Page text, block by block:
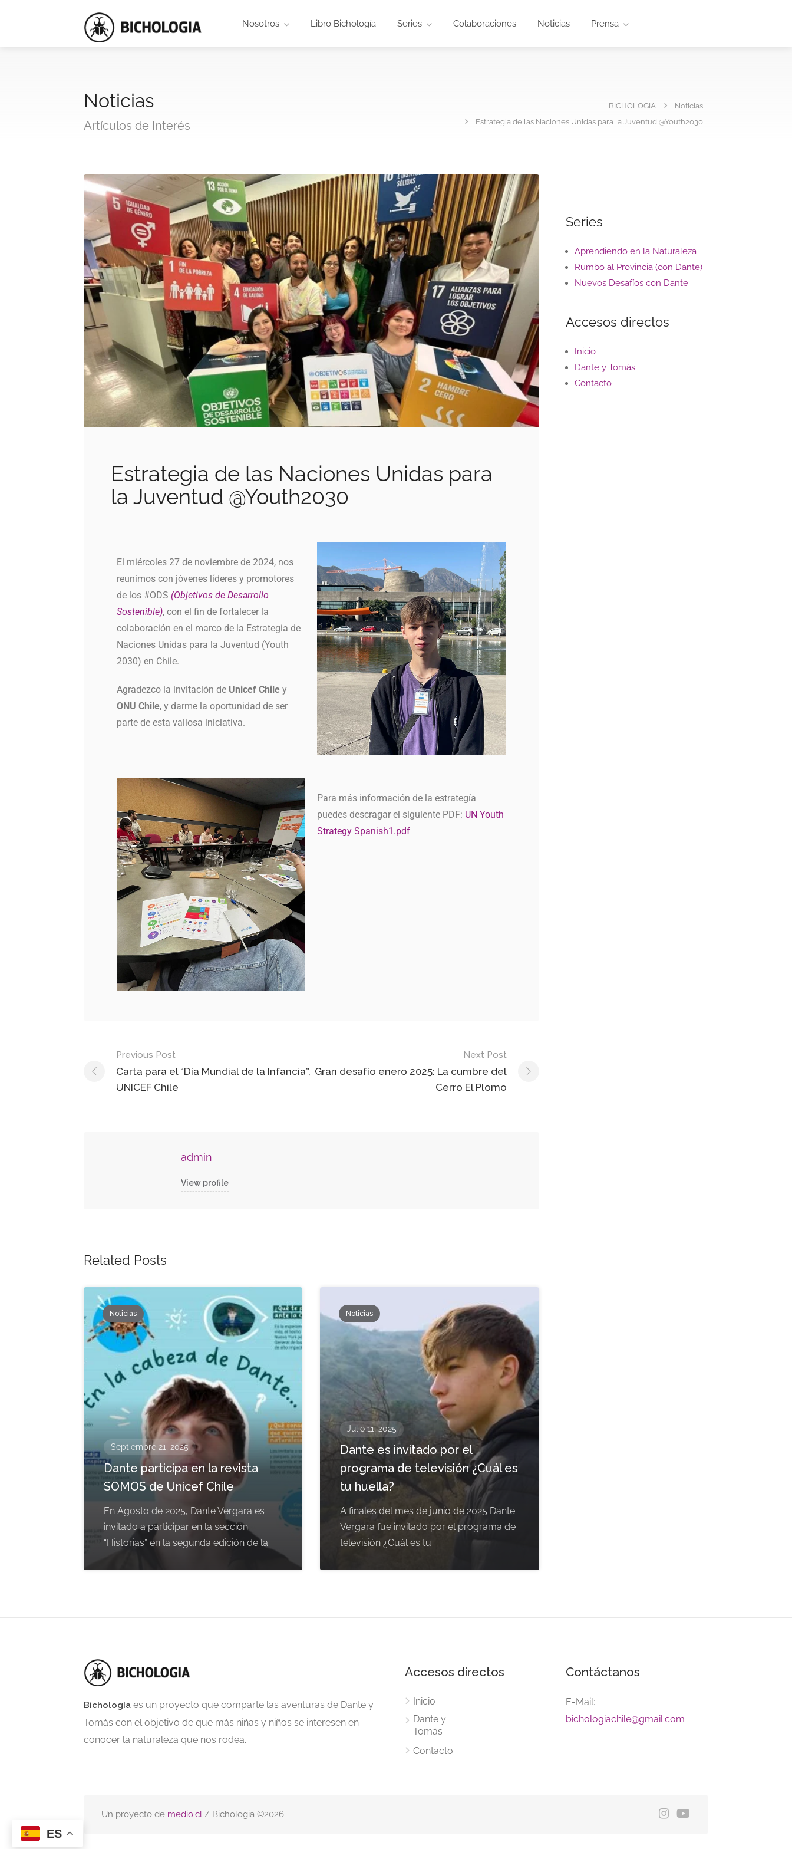
Nosotros Libro Bichología Series Colaboraciones Noticias Prensa
Noticias
Artículos de Interés
BICHOLOGIA
Noticias
Estrategia de las Naciones Unidas para la Juventud @Youth2030
Estrategia de las Naciones Unidas para
la Juventud @Youth2030
El miércoles 27 de noviembre de 2024, nos
reunimos con jóvenes líderes y promotores
de los #ODS (Objetivos de Desarrollo
Sostenible), con el fin de fortalecer la
colaboración en el marco de la Estrategia de
Naciones Unidas para la Juventud (Youth
2030) en Chile.
Agradezco la invitación de Unicef Chile y
ONU Chile, y darme la oportunidad de ser
parte de esta valiosa iniciativa.
Para más información de la estrategía
puedes descragar el siguiente PDF: UN Youth
Strategy Spanish1.pdf
Previous Post
Carta para el “Día Mundial de la Infancia”,
UNICEF Chile
Next Post
Gran desafío enero 2025: La cumbre del
Cerro El Plomo
admin
View profile
Related Posts
Noticias
Septiembre 21, 2025
Dante participa en la revista
SOMOS de Unicef Chile
En Agosto de 2025, Dante Vergara es
invitado a participar en la sección
“Historias” en la segunda edición de la
Noticias
Julio 11, 2025
Dante es invitado por el
programa de televisión ¿Cuál es
tu huella?
A finales del mes de junio de 2025 Dante
Vergara fue invitado por el programa de
televisión ¿Cuál es tu
Series
Aprendiendo en la Naturaleza
Rumbo al Provincia (con Dante)
Nuevos Desafíos con Dante
Accesos directos
Inicio
Dante y Tomás
Contacto
Bichología es un proyecto que comparte las aventuras de Dante y
Tomás con el objetivo de que más niñas y niños se interesen en
conocer la naturaleza que nos rodea.
Accesos directos
Inicio
Dante y
Tomás
Contacto
Contáctanos
E-Mail:
bichologiachile@gmail.com
Un proyecto de medio.cl / Bichologia ©2026
ES